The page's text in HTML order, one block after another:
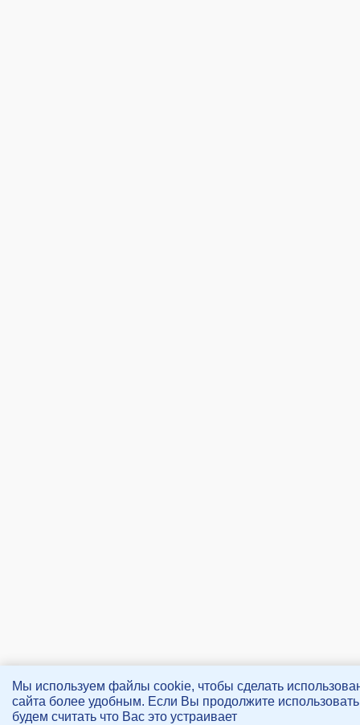
Мы используем файлы cookie, чтобы сделать
сайта более удобным. Если Вы продолжите
будем считать что Вас это устраивает